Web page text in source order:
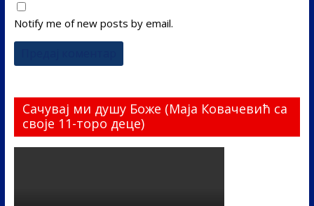
Notify me of new posts by email.
Сачувај ми душу Боже (Маја Ковачевић са
своје 11-торо деце)